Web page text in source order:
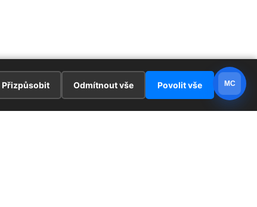
Přizpůsobit Odmítnout vše Povolit vše MC